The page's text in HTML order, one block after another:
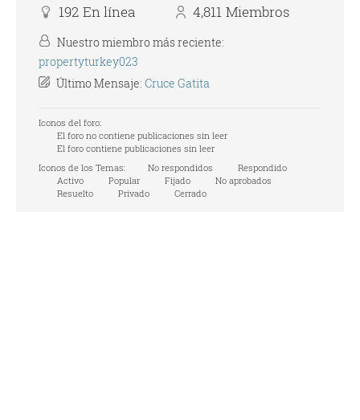
192 En línea 4,811 Miembros
Nuestro miembro más reciente:
propertyturkey023
Último Mensaje: Cruce Gatita
Iconos del foro:
El foro no contiene publicaciones sin leer
El foro contiene publicaciones sin leer
Iconos de los Temas:
No respondidos
Respondido
Activo
Popular Fijado
No aprobados
Resuelto
Privado Cerrado